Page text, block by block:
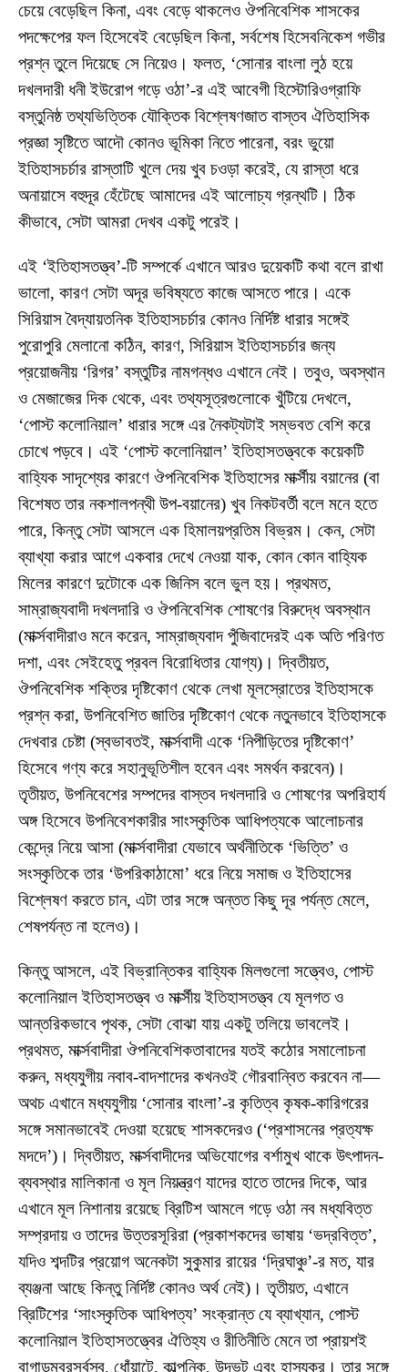
চেয়ে বেড়েছিল কিনা, এবং বেড়ে থাকলেও ঔপনিবেশিক শাসকের
পদক্ষেপের ফল হিসেবেই বেড়েছিল কিনা, সর্বশেষ হিসেবনিকেশ গভীর
প্রশ্ন তুলে দিয়েছে সে নিয়েও। ফলত, ‘সোনার বাংলা লুঠ হয়ে
দখলদারী ধনী ইউরোপ গড়ে ওঠা’-র এই আবেগী হিস্টোরিওগ্রাফি
বস্তুনিষ্ঠ তথ্যভিত্তিক যৌক্তিক বিশ্লেষণজাত বাস্তব ঐতিহাসিক
প্রজ্ঞা সৃষ্টিতে আদৌ কোনও ভূমিকা নিতে পারেনা, বরং ভুয়ো
ইতিহাসচর্চার রাস্তাটি খুলে দেয় খুব চওড়া করেই, যে রাস্তা ধরে
অনায়াসে বহুদূর হেঁটেছে আমাদের এই আলোচ্য গ্রন্থটি। ঠিক
কীভাবে, সেটা আমরা দেখব একটু পরেই।
এই ‘ইতিহাসতত্ত্ব’-টি সম্পর্কে এখানে আরও দুয়েকটি কথা বলে রাখা
ভালো, কারণ সেটা অদূর ভবিষ্যতে কাজে আসতে পারে। একে
সিরিয়াস বৈদ্যায়তনিক ইতিহাসচর্চার কোনও নির্দিষ্ট ধারার সঙ্গেই
পুরোপুরি মেলানো কঠিন, কারণ, সিরিয়াস ইতিহাসচর্চার জন্য
প্রয়োজনীয় ‘রিগর’ বস্তুটির নামগন্ধও এখানে নেই। তবুও, অবস্থান
ও মেজাজের দিক থেকে, এবং তথ্যসূত্রগুলোকে খুঁটিয়ে দেখলে,
‘পোস্ট কলোনিয়াল’ ধারার সঙ্গে এর নৈকট্যটাই সম্ভবত বেশি করে
চোখে পড়বে। এই ‘পোস্ট কলোনিয়াল’ ইতিহাসতত্ত্বকে কয়েকটি
বাহ্যিক সাদৃশ্যের কারণে ঔপনিবেশিক ইতিহাসের মার্ক্সীয় বয়ানের (বা
বিশেষত তার নকশালপন্থী উপ-বয়ানের) খুব নিকটবর্তী বলে মনে হতে
পারে, কিন্তু সেটা আসলে এক হিমালয়প্রতিম বিভ্রম। কেন, সেটা
ব্যাখ্যা করার আগে একবার দেখে নেওয়া যাক, কোন কোন বাহ্যিক
মিলের কারণে দুটোকে এক জিনিস বলে ভুল হয়। প্রথমত,
সাম্রাজ্যবাদী দখলদারি ও ঔপনিবেশিক শোষণের বিরুদ্ধে অবস্থান
(মার্ক্সবাদীরাও মনে করেন, সাম্রাজ্যবাদ পুঁজিবাদেরই এক অতি পরিণত
দশা, এবং সেইহেতু প্রবল বিরোধিতার যোগ্য)। দ্বিতীয়ত,
ঔপনিবেশিক শক্তির দৃষ্টিকোণ থেকে লেখা মূলস্রোতের ইতিহাসকে
প্রশ্ন করা, উপনিবেশিত জাতির দৃষ্টিকোণ থেকে নতুনভাবে ইতিহাসকে
দেখবার চেষ্টা (স্বভাবতই, মার্ক্সবাদী একে ‘নিপীড়িতের দৃষ্টিকোণ’
হিসেবে গণ্য করে সহানুভূতিশীল হবেন এবং সমর্থন করবেন)।
তৃতীয়ত, উপনিবেশের সম্পদের বাস্তব দখলদারি ও শোষণের অপরিহার্য
অঙ্গ হিসেবে উপনিবেশকারীর সাংস্কৃতিক আধিপত্যকে আলোচনার
কেন্দ্রে নিয়ে আসা (মার্ক্সবাদীরা যেভাবে অর্থনীতিকে ‘ভিত্তি’ ও
সংস্কৃতিকে তার ‘উপরিকাঠামো’ ধরে নিয়ে সমাজ ও ইতিহাসের
বিশ্লেষণ করতে চান, এটা তার সঙ্গে অন্তত কিছু দূর পর্যন্ত মেলে,
শেষপর্যন্ত না হলেও)।
কিন্তু আসলে, এই বিভ্রান্তিকর বাহ্যিক মিলগুলো সত্ত্বেও, পোস্ট
কলোনিয়াল ইতিহাসতত্ত্ব ও মার্ক্সীয় ইতিহাসতত্ত্ব যে মূলগত ও
আন্তরিকভাবে পৃথক, সেটা বোঝা যায় একটু তলিয়ে ভাবলেই।
প্রথমত, মার্ক্সবাদীরা ঔপনিবেশিকতাবাদের যতই কঠোর সমালোচনা
করুন, মধ্যযুগীয় নবাব-বাদশাদের কখনওই গৌরবান্বিত করবেন না—
অথচ এখানে মধ্যযুগীয় ‘সোনার বাংলা’-র কৃতিত্ব কৃষক-কারিগরের
সঙ্গে সমানভাবেই দেওয়া হয়েছে শাসকদেরও (‘প্রশাসনের প্রত্যক্ষ
মদদে’)। দ্বিতীয়ত, মার্ক্সবাদীদের অভিযোগের বর্শামুখ থাকে উৎপাদন-
ব্যবস্থার মালিকানা ও মূল নিয়ন্ত্রণ যাদের হাতে তাদের দিকে, আর
এখানে মূল নিশানায় রয়েছে ব্রিটিশ আমলে গড়ে ওঠা নব মধ্যবিত্ত
সম্প্রদায় ও তাদের উত্তরসূরিরা (প্রকাশকদের ভাষায় ‘ভদ্রবিত্ত’,
যদিও শব্দটির প্রয়োগ অনেকটা সুকুমার রায়ের ‘দ্রিঘাঞ্চু’-র মত, যার
ব্যঞ্জনা আছে কিন্তু নির্দিষ্ট কোনও অর্থ নেই)। তৃতীয়ত, এখানে
ব্রিটিশের ‘সাংস্কৃতিক আধিপত্য’ সংক্রান্ত যে ব্যাখ্যান, পোস্ট
কলোনিয়াল ইতিহাসতত্ত্বের ঐতিহ্য ও রীতিনীতি মেনে তা প্রায়শই
বাগাড়ম্বরসর্বস্ব, ধোঁয়াটে, কাল্পনিক, উদ্ভট এবং হাস্যকর। তার সঙ্গে